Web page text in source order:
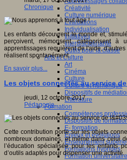
Créativité
Culture numérique
Evaluations
Individualisation
Initiatives
Interdisciplinarité
Outils pour la classe
Arts et Culture
Art
Cinéma
Culture
Culture et numérique
Dispositifs de
Littérature
Formation
Compétences
Dispositifs de
E- formation
Enjeux et évolutions
Enseignement
Formations hybrides
Formation universitaire
Chronique
Les enfants découvrent le monde et,
perçoivent, mémorisent, catégorisent à
apprentissages requièrent de l'aide,
réalisent spontanément.
En savoir plus...
Les objets connectés au service
jeudi, 12 octobre 2017
Pédagogie
Cette contribution porte sur les objets
nombreux domaines, et même dans celui
l’éducation spécialisée pour les enfants
d’outils adaptés pour dispenser une activité.